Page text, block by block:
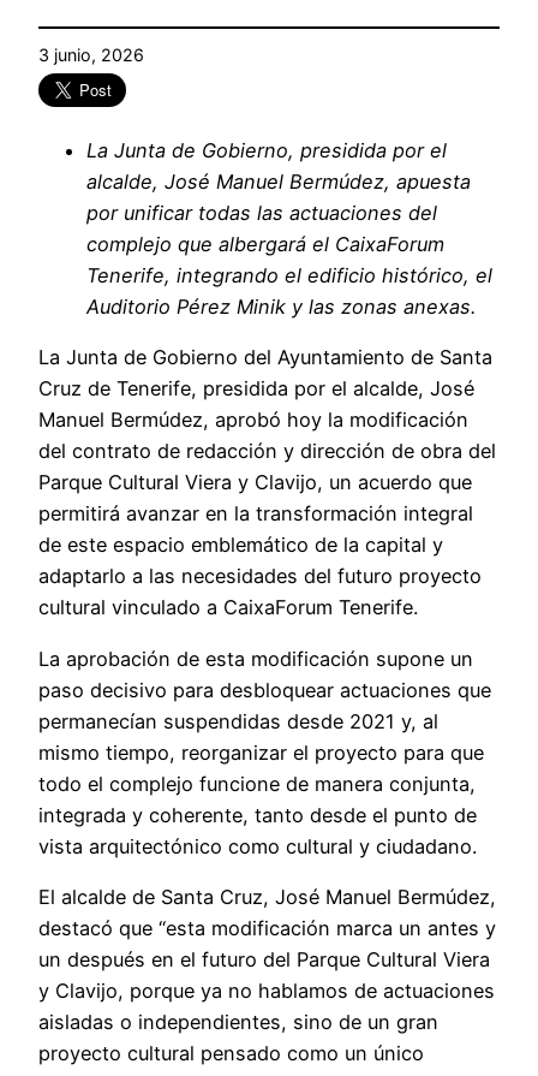
3 junio, 2026
La Junta de Gobierno, presidida por el
alcalde, José Manuel Bermúdez, apuesta
por unificar todas las actuaciones del
complejo que albergará el CaixaForum
Tenerife, integrando el edificio histórico, el
Auditorio Pérez Minik y las zonas anexas.
La Junta de Gobierno del Ayuntamiento de Santa
Cruz de Tenerife, presidida por el alcalde, José
Manuel Bermúdez, aprobó hoy la modificación
del contrato de redacción y dirección de obra del
Parque Cultural Viera y Clavijo, un acuerdo que
permitirá avanzar en la transformación integral
de este espacio emblemático de la capital y
adaptarlo a las necesidades del futuro proyecto
cultural vinculado a CaixaForum Tenerife.
La aprobación de esta modificación supone un
paso decisivo para desbloquear actuaciones que
permanecían suspendidas desde 2021 y, al
mismo tiempo, reorganizar el proyecto para que
todo el complejo funcione de manera conjunta,
integrada y coherente, tanto desde el punto de
vista arquitectónico como cultural y ciudadano.
El alcalde de Santa Cruz, José Manuel Bermúdez,
destacó que “esta modificación marca un antes y
un después en el futuro del Parque Cultural Viera
y Clavijo, porque ya no hablamos de actuaciones
aisladas o independientes, sino de un gran
proyecto cultural pensado como un único